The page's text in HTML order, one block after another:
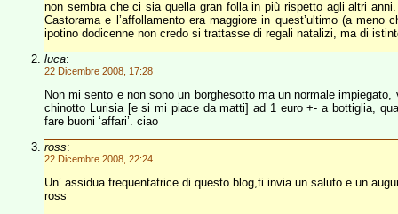
non sembra che ci sia quella gran folla in più rispetto agli altri
Castorama e l’affollamento era maggiore in quest’ultimo (a
ipotino dodicenne non credo si trattasse di regali natalizi, ma di
luca:
22 Dicembre 2008, 17:28
Non mi sento e non sono un borghesotto ma un normale
chinotto Lurisia [e si mi piace da matti] ad 1 euro +- a bottiglia,
fare buoni ‘affari’. ciao
ross:
22 Dicembre 2008, 22:24
Un’ assidua frequentatrice di questo blog,ti invia un saluto e un
ross